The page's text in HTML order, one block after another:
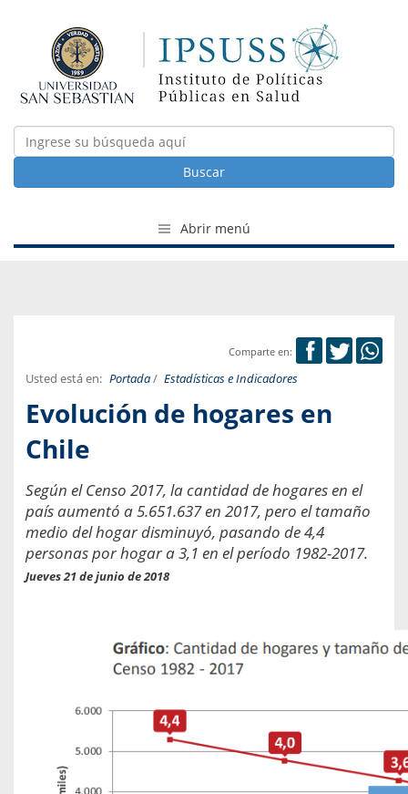
Buscar
Abrir menú
Comparte en:
Usted está en: Portada/ Estadísticas e Indicadores
Evolución de hogares en
Chile
Según el Censo 2017, la cantidad de hogares en el
país aumentó a 5.651.637 en 2017, pero el tamaño
medio del hogar disminuyó, pasando de 4,4
personas por hogar a 3,1 en el período 1982-2017.
Jueves 21 de junio de 2018